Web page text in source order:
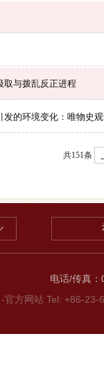
取与拨乱反正进程
的环境变化：唯物史
共151条
电话/传真
官方网站 Tel: +86-23-